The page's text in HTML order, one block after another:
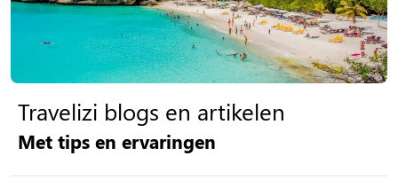
Travelizi blogs en artikelen
Met tips en ervaringen